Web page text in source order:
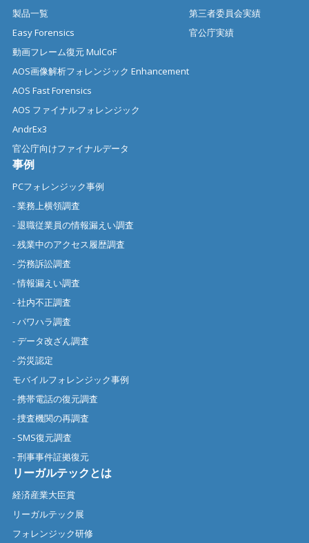
製品一覧
Easy Forensics
動画フレーム復元 MulCoF
AOS画像解析フォレンジック Enhancement
AOS Fast Forensics
AOS ファイナルフォレンジック
AndrEx3
官公庁向けファイナルデータ
第三者委員会実績
官公庁実績
事例
PCフォレンジック事例
- 業務上横領調査
- 退職従業員の情報漏えい調査
- 残業中のアクセス履歴調査
- 労務訴訟調査
- 情報漏えい調査
- 社内不正調査
- パワハラ調査
- データ改ざん調査
- 労災認定
モバイルフォレンジック事例
- 携帯電話の復元調査
- 捜査機関の再調査
- SMS復元調査
- 刑事事件証拠復元
リーガルテックとは
経済産業大臣賞
リーガルテック展
フォレンジック研修